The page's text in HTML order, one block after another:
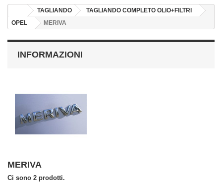
TAGLIANDO
TAGLIANDO COMPLETO OLIO+FILTRI
OPEL
MERIVA
INFORMAZIONI
MERIVA
Ci sono 2 prodotti.